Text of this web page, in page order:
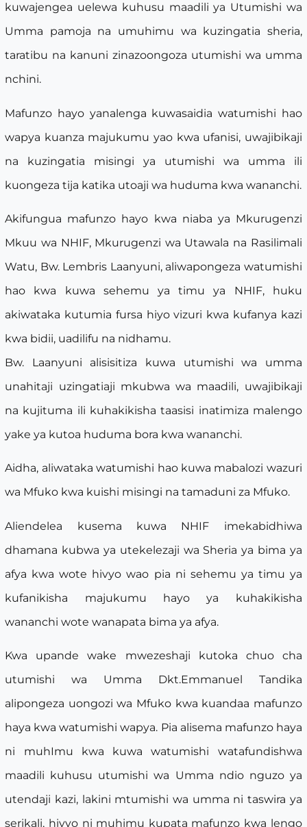
kuwajengea uelewa kuhusu maadili ya Utumishi wa
Umma pamoja na umuhimu wa kuzingatia sheria,
taratibu na kanuni zinazoongoza utumishi wa umma
nchini.
Mafunzo hayo yanalenga kuwasaidia watumishi hao
wapya kuanza majukumu yao kwa ufanisi, uwajibikaji
na kuzingatia misingi ya utumishi wa umma ili
kuongeza tija katika utoaji wa huduma kwa wananchi.
Akifungua mafunzo hayo kwa niaba ya Mkurugenzi
Mkuu wa NHIF, Mkurugenzi wa Utawala na Rasilimali
Watu, Bw. Lembris Laanyuni, aliwapongeza watumishi
hao kwa kuwa sehemu ya timu ya NHIF, huku
akiwataka kutumia fursa hiyo vizuri kwa kufanya kazi
kwa bidii, uadilifu na nidhamu.
Bw. Laanyuni alisisitiza kuwa utumishi wa umma
unahitaji uzingatiaji mkubwa wa maadili, uwajibikaji
na kujituma ili kuhakikisha taasisi inatimiza malengo
yake ya kutoa huduma bora kwa wananchi.
Aidha, aliwataka watumishi hao kuwa mabalozi wazuri
wa Mfuko kwa kuishi misingi na tamaduni za Mfuko.
Aliendelea kusema kuwa NHIF imekabidhiwa
dhamana kubwa ya utekelezaji wa Sheria ya bima ya
afya kwa wote hivyo wao pia ni sehemu ya timu ya
kufanikisha majukumu hayo ya kuhakikisha
wananchi wote wanapata bima ya afya.
Kwa upande wake mwezeshaji kutoka chuo cha
utumishi wa Umma Dkt.Emmanuel Tandika
alipongeza uongozi wa Mfuko kwa kuandaa mafunzo
haya kwa watumishi wapya. Pia alisema mafunzo haya
ni muhImu kwa kuwa watumishi watafundishwa
maadili kuhusu utumishi wa Umma ndio nguzo ya
utendaji kazi, lakini mtumishi wa umma ni taswira ya
serikali, hivyo ni muhimu kupata mafunzo kwa lengo